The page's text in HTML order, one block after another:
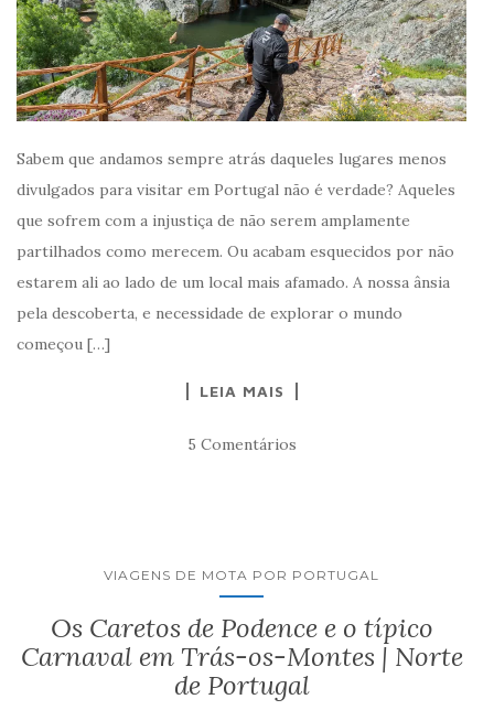
Sabem que andamos sempre atrás daqueles lugares menos
divulgados para visitar em Portugal não é verdade? Aqueles
que sofrem com a injustiça de não serem amplamente
partilhados como merecem. Ou acabam esquecidos por não
estarem ali ao lado de um local mais afamado. A nossa ânsia
pela descoberta, e necessidade de explorar o mundo
começou […]
LEIA MAIS
5 Comentários
VIAGENS DE MOTA POR PORTUGAL
Os Caretos de Podence e o típico
Carnaval em Trás-os-Montes | Norte
de Portugal